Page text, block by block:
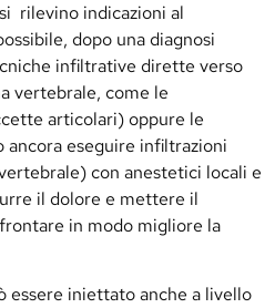
rilevino indicazioni al
dopo una diagnosi
infiltrative dirette verso
vertebrale, come le
articolari) oppure le
eseguire infiltrazioni
con anestetici locali e
il dolore e mettere il
in modo migliore la
essere iniettato anche a livello